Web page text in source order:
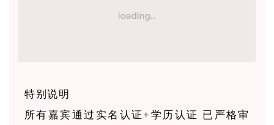
特别说明
所有嘉宾通过实名认证+学历认证 已严格审